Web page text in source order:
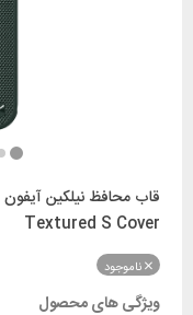
Textured S Cover
ناموجود
ویژگی های محصول